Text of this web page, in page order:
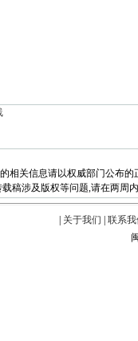
相关信息请以权威部门公布的
稿涉及版权等问题,请在两周
关于我们
联系